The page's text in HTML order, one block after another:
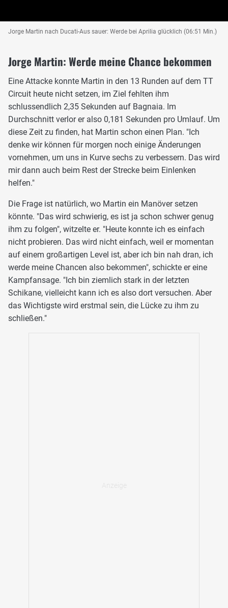
Jorge Martin nach Ducati-Aus sauer: Werde bei Aprilia glücklich (06:51 Min.)
Jorge Martin: Werde meine Chance bekommen
Eine Attacke konnte Martin in den 13 Runden auf dem TT
Circuit heute nicht setzen, im Ziel fehlten ihm
schlussendlich 2,35 Sekunden auf Bagnaia. Im
Durchschnitt verlor er also 0,181 Sekunden pro Umlauf. Um
diese Zeit zu finden, hat Martin schon einen Plan. "Ich
denke wir können für morgen noch einige Änderungen
vornehmen, um uns in Kurve sechs zu verbessern. Das wird
mir dann auch beim Rest der Strecke beim Einlenken
helfen."
Die Frage ist natürlich, wo Martin ein Manöver setzen
könnte. "Das wird schwierig, es ist ja schon schwer genug
ihm zu folgen", witzelte er. "Heute konnte ich es einfach
nicht probieren. Das wird nicht einfach, weil er momentan
auf einem großartigen Level ist, aber ich bin nah dran, ich
werde meine Chancen also bekommen", schickte er eine
Kampfansage. "Ich bin ziemlich stark in der letzten
Schikane, vielleicht kann ich es also dort versuchen. Aber
das Wichtigste wird erstmal sein, die Lücke zu ihm zu
schließen."